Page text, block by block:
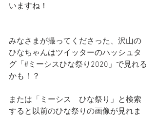
いますね！
みなさまが撮ってくださった、沢山の
ひなちゃんはツイッターのハッシュタ
グ「#ミーシスひな祭り2020」で見れる
かも！？
または「ミーシス　ひな祭り」と検索
すると以前のひな祭りの画像が見れま